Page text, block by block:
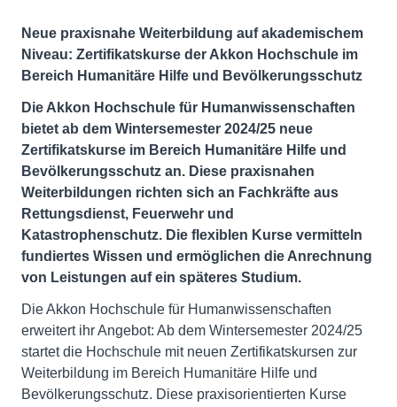
Neue praxisnahe Weiterbildung auf akademischem
Niveau: Zertifikatskurse der Akkon Hochschule im
Bereich Humanitäre Hilfe und Bevölkerungsschutz
Die Akkon Hochschule für Humanwissenschaften
bietet ab dem Wintersemester 2024/25 neue
Zertifikatskurse im Bereich Humanitäre Hilfe und
Bevölkerungsschutz an. Diese praxisnahen
Weiterbildungen richten sich an Fachkräfte aus
Rettungsdienst, Feuerwehr und
Katastrophenschutz. Die flexiblen Kurse vermitteln
fundiertes Wissen und ermöglichen die Anrechnung
von Leistungen auf ein späteres Studium.
Die Akkon Hochschule für Humanwissenschaften
erweitert ihr Angebot: Ab dem Wintersemester 2024/25
startet die Hochschule mit neuen Zertifikatskursen zur
Weiterbildung im Bereich Humanitäre Hilfe und
Bevölkerungsschutz. Diese praxisorientierten Kurse